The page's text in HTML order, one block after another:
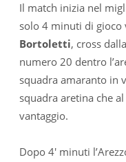
Il match inizia nel
solo 4 minuti di gioco
Bortoletti, cross
numero 20 dentro
squadra amaranto in
squadra aretina che
vantaggio.
Dopo 4′ minuti